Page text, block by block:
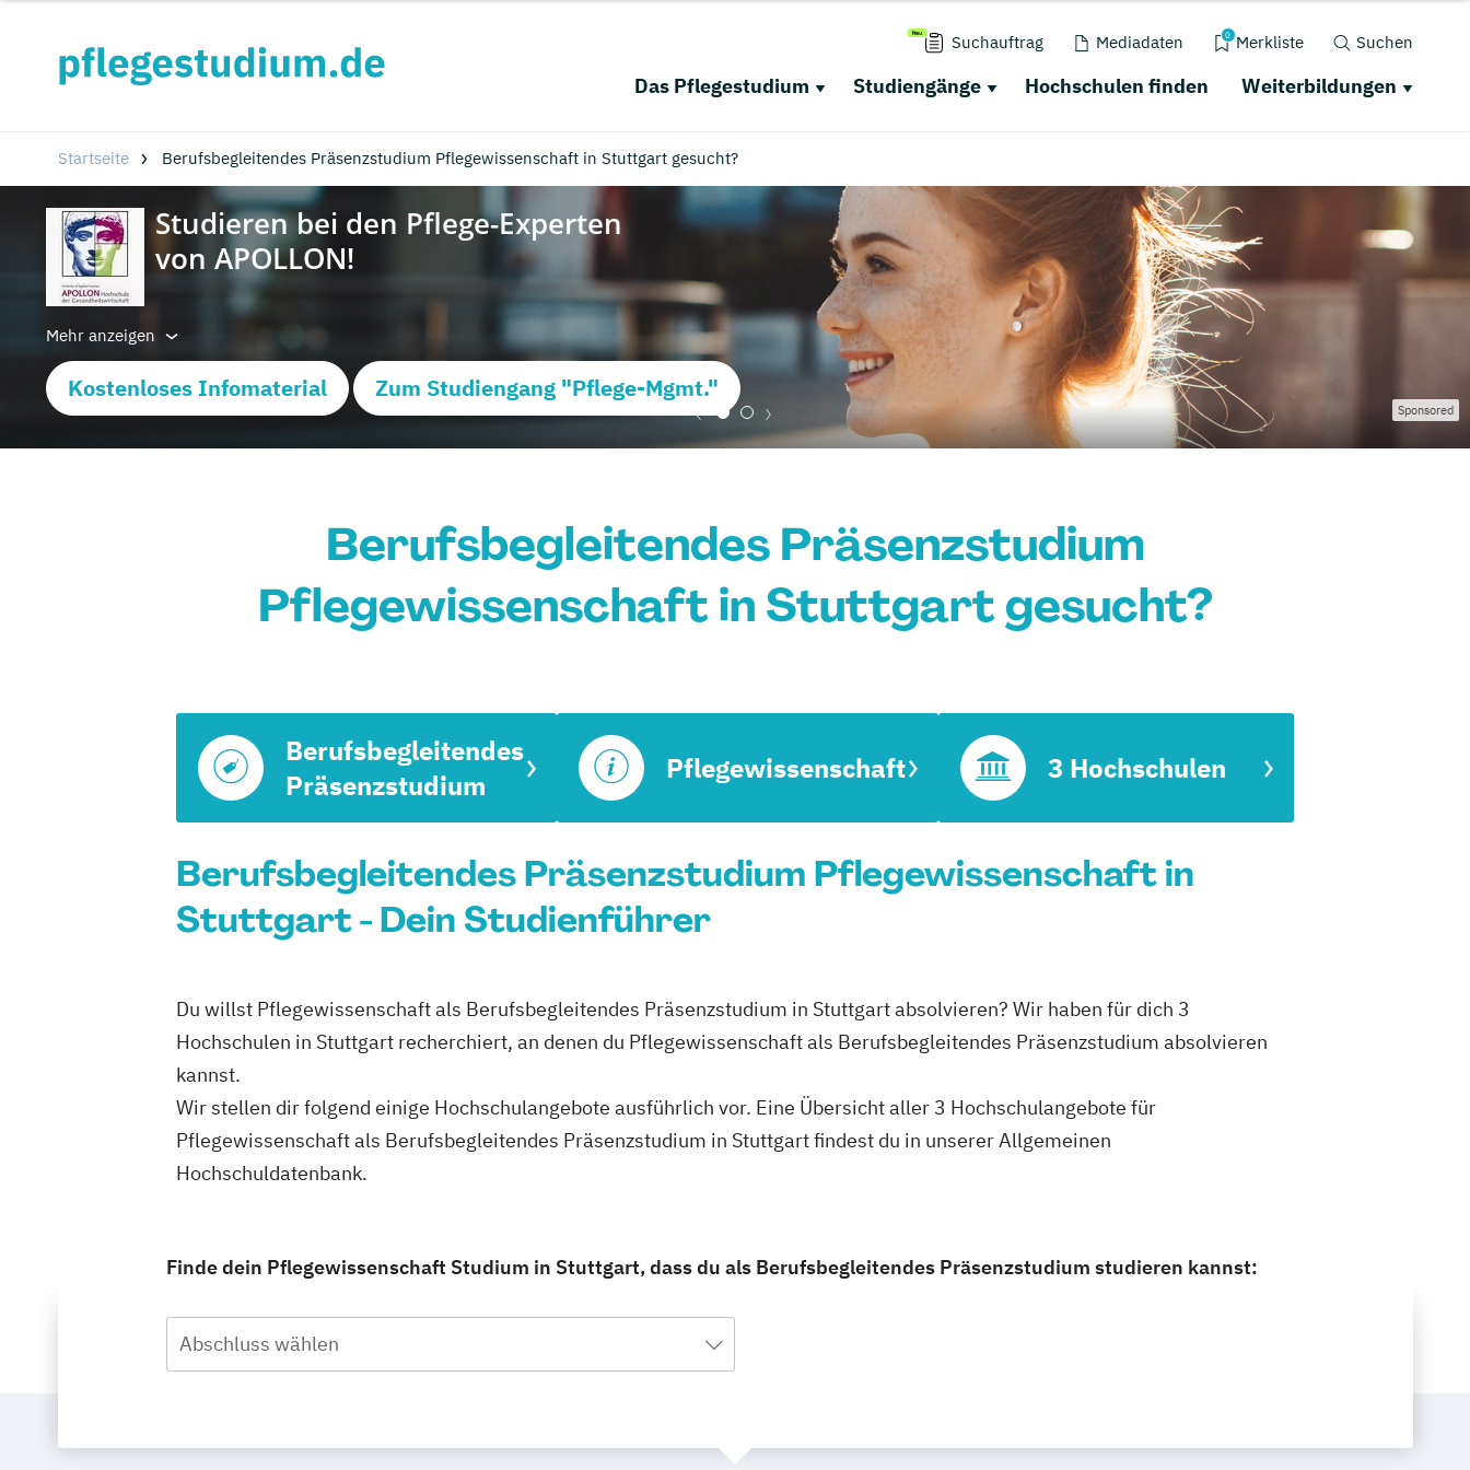
Suchauftrag Mediadaten 0 Merkliste Suchen
Das Pflegestudium Studiengänge Hochschulen finden Weiterbildungen
Startseite Berufsbegleitendes Präsenzstudium Pflegewissenschaft in Stuttgart gesucht?
Mehr anzeigen
Kostenloses Infomaterial Zum Studiengang "Pflege-Mgmt."
Sponsored
Berufsbegleitendes Präsenzstudium
Pflegewissenschaft in Stuttgart gesucht?
Berufsbegleitendes
Präsenzstudium
Pflegewissenschaft 3 Hochschulen
Berufsbegleitendes Präsenzstudium Pflegewissenschaft in
Stuttgart - Dein Studienführer
Du willst Pflegewissenschaft als Berufsbegleitendes Präsenzstudium in Stuttgart absolvieren? Wir haben für dich 3
Hochschulen in Stuttgart recherchiert, an denen du Pflegewissenschaft als Berufsbegleitendes Präsenzstudium absolvieren
kannst.
Wir stellen dir folgend einige Hochschulangebote ausführlich vor. Eine Übersicht aller 3 Hochschulangebote für
Pflegewissenschaft als Berufsbegleitendes Präsenzstudium in Stuttgart findest du in unserer Allgemeinen
Hochschuldatenbank.
Finde dein Pflegewissenschaft Studium in Stuttgart, dass du als Berufsbegleitendes Präsenzstudium studieren kannst:
Abschluss wählen